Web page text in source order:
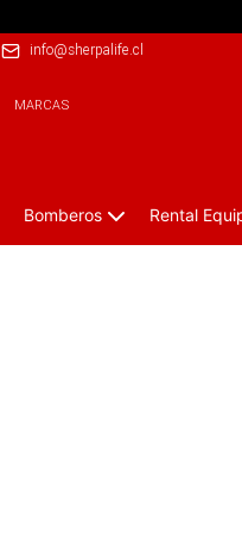
info@sherpalife.cl
MARCAS
Bomberos Rental